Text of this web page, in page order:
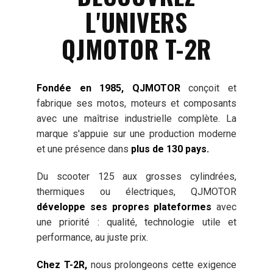
L'UNIVERS
QJMOTOR T-2R
Fondée en 1985, QJMOTORconçoit et
fabrique ses motos, moteurs et composants
avec une maîtrise industrielle complète. La
marque s'appuie sur une production moderne
et une présence dans plus de 130 pays.
Du scooter 125 aux grosses cylindrées,
thermiques ou électriques, QJMOTOR
développe ses propres plateformes avec
une priorité : qualité, technologie utile et
performance, au juste prix.
Chez T-2R,nous prolongeons cette exigence